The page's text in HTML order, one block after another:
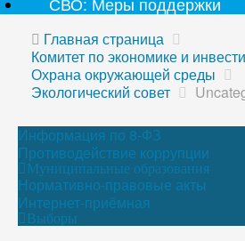
Главная страница
Комитет по экономике и
Охрана окружающей среды
Экологический совет
Информация по 8-ФЗ
Противодействие коррупции
Муниципальные образования
Нормативно-правовые акты
Интернет-приёмная
Выборы